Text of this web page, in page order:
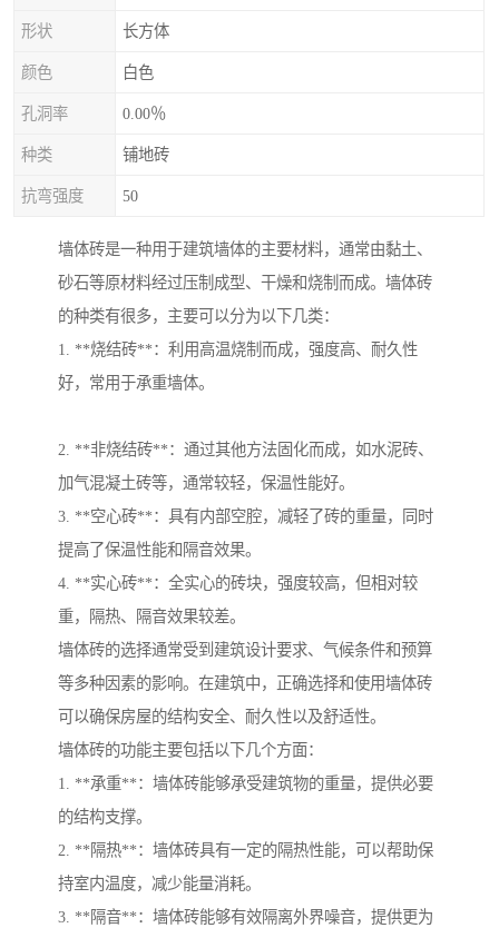
形状 长方体
颜色 白色
孔洞率 0.00％
种类 铺地砖
抗弯强度 50
墙体砖是一种用于建筑墙体的主要材料，通常由黏土、
砂石等原材料经过压制成型、干燥和烧制而成。墙体砖
的种类有很多，主要可以分为以下几类：
1. **烧结砖**：利用高温烧制而成，强度高、耐久性
好，常用于承重墙体。
2. **非烧结砖**：通过其他方法固化而成，如水泥砖、
加气混凝土砖等，通常较轻，保温性能好。
3. **空心砖**：具有内部空腔，减轻了砖的重量，同时
提高了保温性能和隔音效果。
4. **实心砖**：全实心的砖块，强度较高，但相对较
重，隔热、隔音效果较差。
墙体砖的选择通常受到建筑设计要求、气候条件和预算
等多种因素的影响。在建筑中，正确选择和使用墙体砖
可以确保房屋的结构安全、耐久性以及舒适性。
墙体砖的功能主要包括以下几个方面：
1. **承重**：墙体砖能够承受建筑物的重量，提供必要
的结构支撑。
2. **隔热**：墙体砖具有一定的隔热性能，可以帮助保
持室内温度，减少能量消耗。
3. **隔音**：墙体砖能够有效隔离外界噪音，提供更为